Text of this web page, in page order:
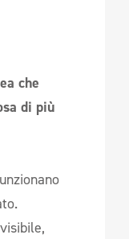
che
di più